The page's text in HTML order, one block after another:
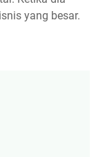
yang besar.